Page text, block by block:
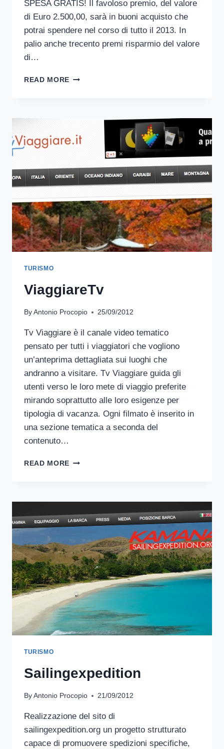
SPESA GRATIS! Il favoloso premio, del valore
di Euro 2.500,00, sarà in buoni acquisto che
potrai spendere nel corso di tutto il 2013. In
palio anche trecento premi risparmio del valore
di…
READ MORE VINCI
TURISMO
ViaggiareTv
By Antonio Procopio 25/09/2012
Tv Viaggiare è il canale video tematico
pensato per tutti i viaggiatori che vogliono
un’anteprima dettagliata sui luoghi che
andranno a visitare. Tv Viaggiare guida gli
utenti verso le loro mete di viaggio preferite
mirando soprattutto alle loro esigenze per
tipologia di vacanza. Ogni filmato è inserito in
una sezione tematica a seconda del
contenuto…
READ MORE VIAGGIARETV
TURISMO
Sailingexpedition
By Antonio Procopio 21/09/2012
Realizzazione del sito di
sailingexpedition.org un progetto strutturato
capace di promuovere spedizioni specifiche,